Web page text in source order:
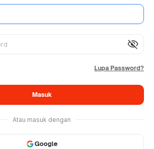
visibility_off
Lupa Password?
Masuk
Atau masuk dengan
Google